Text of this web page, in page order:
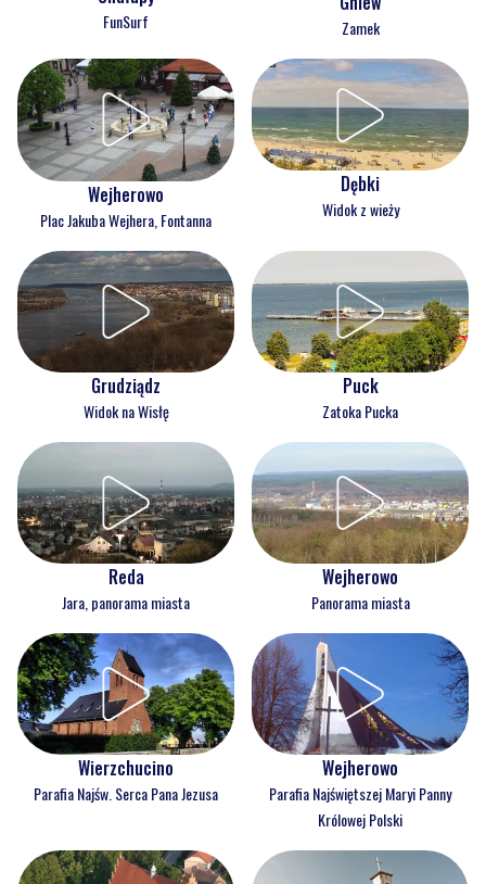
FunSurf Zamek
Wejherowo
Plac Jakuba Wejhera, Fontanna
Dębki
Widok z wieży
Grudziądz
Widok na Wisłę
Puck
Zatoka Pucka
Reda
Jara, panorama miasta
Wejherowo
Panorama miasta
Wierzchucino
Parafia Najśw. Serca Pana Jezusa
Wejherowo
Parafia Najświętszej Maryi Panny
Królowej Polski